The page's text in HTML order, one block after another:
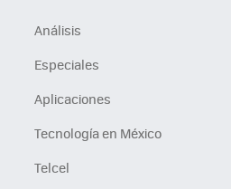
Análisis
Especiales
Aplicaciones
Tecnología en México
Telcel